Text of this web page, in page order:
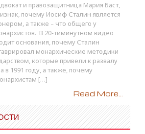
и правозащитница Мария Баст,
почему Иосиф Сталин является
а также – что общего у
В 20-тиминутном видео
основания, почему Сталин
монархические методики
которые привели к развалу
в 1991 году, а также, почему
[…]
Read More...